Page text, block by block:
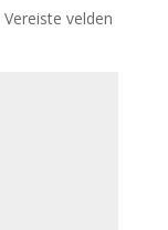
Vereiste velden